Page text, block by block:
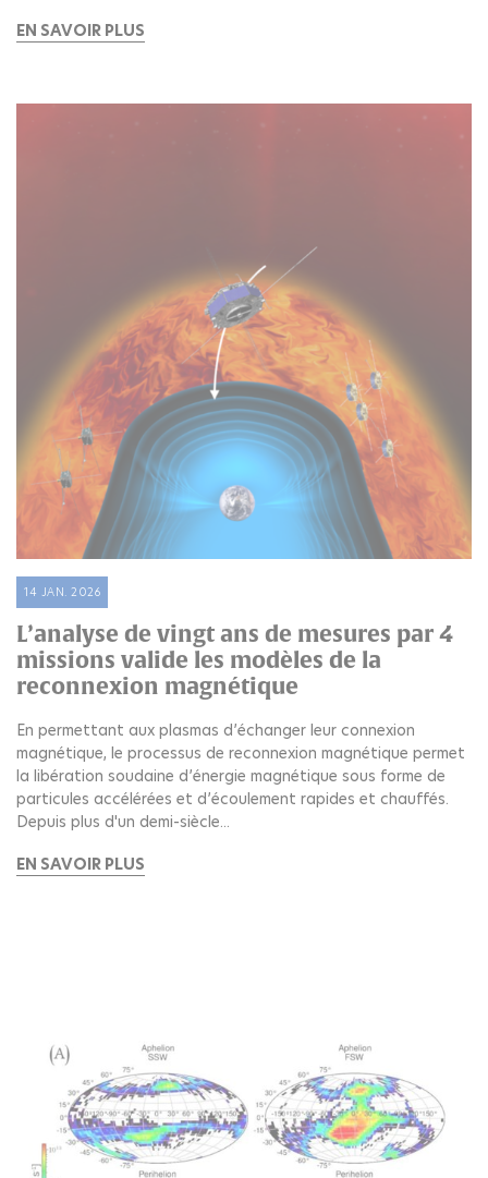
EN SAVOIR PLUS
14 JAN. 2026
L’analyse de vingt ans de mesures par 4
missions valide les modèles de la
reconnexion magnétique
En permettant aux plasmas d’échanger leur connexion
magnétique, le processus de reconnexion magnétique permet
la libération soudaine d’énergie magnétique sous forme de
particules accélérées et d’écoulement rapides et chauffés.
Depuis plus d'un demi-siècle...
EN SAVOIR PLUS